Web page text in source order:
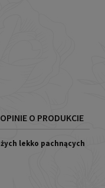
OPINIE O PRODUKCIE
lekko pachnących